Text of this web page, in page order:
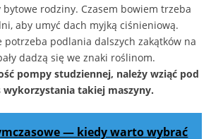
rodziny. Czasem bowiem trzeba
aby umyć dach myjką ciśnieniową.
potrzeba podlania dalszych zakątków na
dadzą się we znaki roślinom.
pompy studziennej, należy wziąć pod
wykorzystania takiej maszyny.
— kiedy warto wybrać